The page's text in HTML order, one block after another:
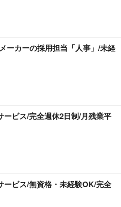
ーカーの採用担当「人事」/未経
ビス/完全週休2日制/月残業平
ビス/無資格・未経験OK/完全